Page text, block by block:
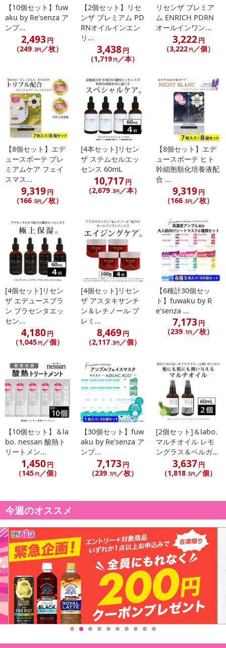
【10個セット】fuw
aku by Re'senza ア
ンプ...
2,493円
（249.3円／枚）
【2個セット】リセ
ンザ プレミアム PD
RNオイルインエン
リ...
3,438円
（1,719 円／本）
リセンザ プレミア
ム ENRICH PDRN
オールインワン...
3,222円
（3,222 円／個）
【8個セット】エデ
ュースボーテ プレ
ミアムケア フェイ
スマス...
9,319円
（166.5円／枚）
[4本セット]リセン
ザ ステムセルエッ
センス 60mL
10,717円
（2,679.3円／本）
【8個セット】エデ
ュースボーテ ヒト
幹細胞順化培養液配
合 ...
9,319円
（166.5円／枚）
[4個セット]リセン
ザ エデュースブラ
ン プラセンタエッ
セン...
4,180円
（1,045 円／個）
[4個セット]リセン
ザ アスタキサンチ
ン＆レチノール プ
レミ...
8,469円
（2,117 .3円 ／個）
【6種計30個セッ
ト】fuwaku by R
e'senza ...
7,173円
（239 .1円 ／枚）
【10個セット】＆la
bo. nessan 酸熱ト
リートメン...
1,450円
（145 円／個）
【30個セット】fuw
aku by Re'senza ア
ンプ...
7,173円
（239.1円／枚）
[2個セット]＆labo.
マルチオイル レモ
ングラス＆ベルガ...
3,637円
（1,818.5円／個）
今週のオススメ